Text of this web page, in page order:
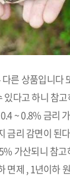
른 상품입니다
있다고 하니 참
~ 0.8% 금리
금리 감면이 된
가산되니 참
면제 , 1년이하